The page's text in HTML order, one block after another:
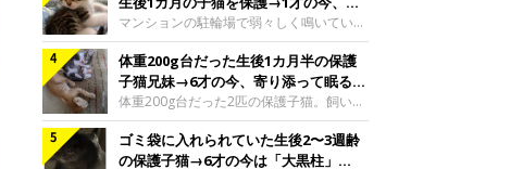
ちらは、生後3カ月ごろのティダちゃん。
飼い主さんが出会ったのは、夜から大雨に
なると予報されていた日の夕方でした。花
壇で動けずにいた子猫保護したばかりのテ
ィダちゃん。@muumuu62197189飼い主
さんは、公園の
とするむうちゃんお迎え翌日のむうちゃ
ん。@umimugi0304紹介するのは、
Instagramユーザー@umimugi0304さんの
愛猫・むうちゃん（撮影時、生後約3カ月
／ノルウェージャンフォレストキャッ
ト）。こちらは、お迎え翌日に撮影された
一枚。ゴハンをお腹いっぱい食べたむうち
ゃんは眠くなり、飼い主さん夫婦のベッド
肉質でツンデレなコに成長
マンションの駐輪場で弱々しく鳴いてい
た、生後1カ月ほどの子猫。家族に迎えら
れてから1年、体も行動も大きく成長しま
した。炎天下の駐輪場で鳴いていた小さな
子猫保護当時のモモちゃん。@Kingponzu
紹介するのは、X（旧Twitter）ユーザー
@Kingponzuさんの愛猫・モモちゃん（取
材時1才）の成長記録です。こちらは、モ
体重200g台だった生後1カ月半の保護
子猫兄妹→6才の今、寄り添って眠る姿
にほっこり！
体重200g台だった2匹の保護子猫。飼い主
さんの家族になってから6年、ともに成長
するなかで、2匹の関係にも少しずつ変化
が見られました。家族になったばかりの小
ゴミ袋に入れられていた生後2〜3週齢
の保護子猫→6才の今は「大黒柱」